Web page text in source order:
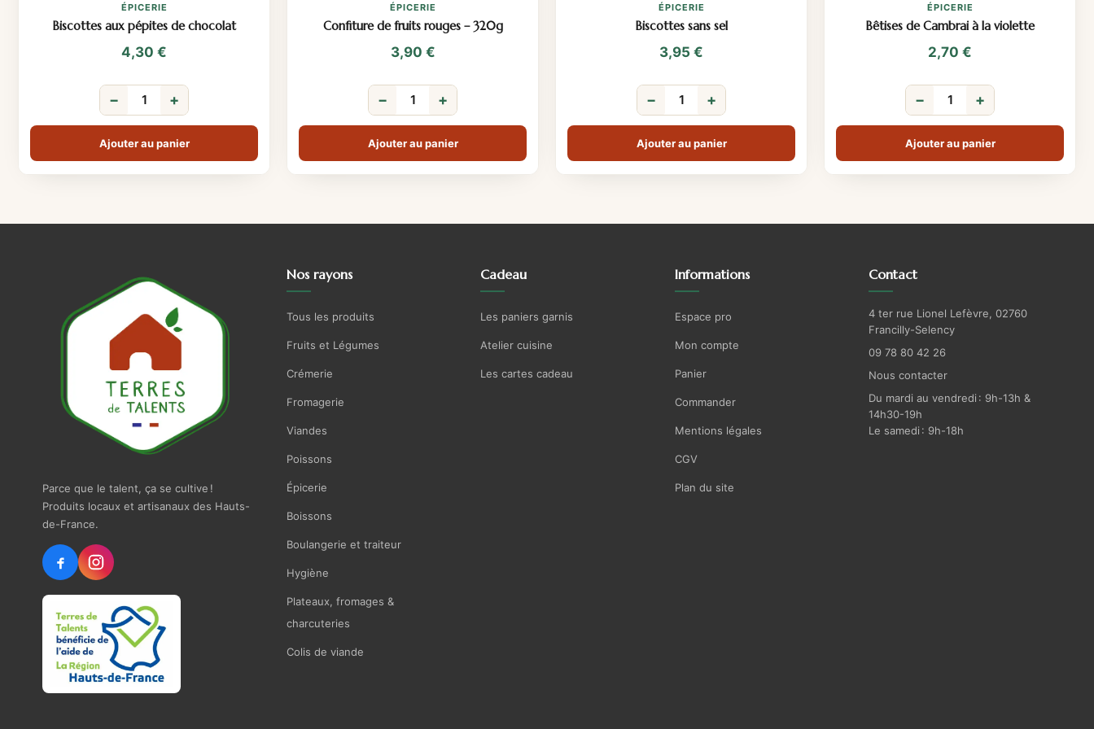
ÉPICERIE
Biscottes aux pépites de chocolat
4,30 €
− +
Ajouter au panier
ÉPICERIE
Confiture de fruits rouges – 320g
3,90 €
− +
Ajouter au panier
ÉPICERIE
Biscottes sans sel
3,95 €
− +
Ajouter au panier
ÉPICERIE
Bêtises de Cambrai à la violette
2,70 €
− +
Ajouter au panier
Parce que le talent, ça se cultive !
Produits locaux et artisanaux des Hauts-
de-France.
Nos rayons
Tous les produits
Fruits et Légumes
Crémerie
Fromagerie
Viandes
Poissons
Épicerie
Boissons
Boulangerie et traiteur
Hygiène
Plateaux, fromages &
charcuteries
Colis de viande
Cadeau
Les paniers garnis
Atelier cuisine
Les cartes cadeau
Informations
Espace pro
Mon compte
Panier
Commander
Mentions légales
CGV
Plan du site
Contact
4 ter rue Lionel Lefèvre, 02760
Francilly-Selency
09 78 80 42 26
Nous contacter
Du mardi au vendredi : 9h-13h &
14h30-19h
Le samedi : 9h-18h